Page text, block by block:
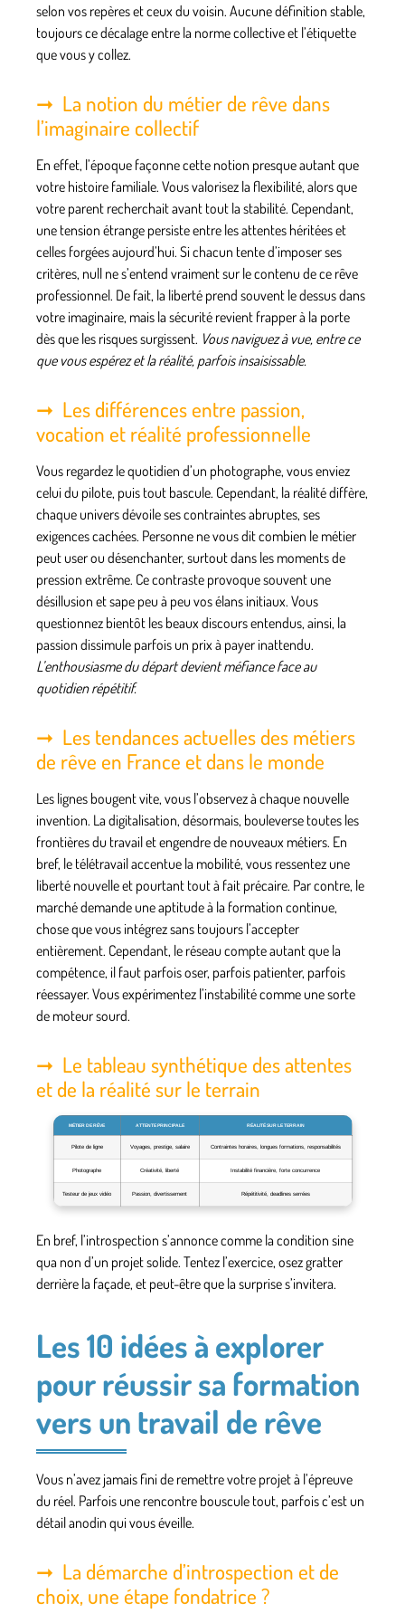
selon vos repères et ceux du voisin. Aucune définition stable,
toujours ce décalage entre la norme collective et l’étiquette
que vous y collez.
La notion du métier de rêve dans
l’imaginaire collectif
En effet, l’époque façonne cette notion presque autant que
votre histoire familiale. Vous valorisez la flexibilité, alors que
votre parent recherchait avant tout la stabilité. Cependant,
une tension étrange persiste entre les attentes héritées et
celles forgées aujourd’hui. Si chacun tente d’imposer ses
critères, null ne s’entend vraiment sur le contenu de ce rêve
professionnel. De fait, la liberté prend souvent le dessus dans
votre imaginaire, mais la sécurité revient frapper à la porte
dès que les risques surgissent. Vous naviguez à vue, entre ce
que vous espérez et la réalité, parfois insaisissable.
Les différences entre passion,
vocation et réalité professionnelle
Vous regardez le quotidien d’un photographe, vous enviez
celui du pilote, puis tout bascule. Cependant, la réalité diffère,
chaque univers dévoile ses contraintes abruptes, ses
exigences cachées. Personne ne vous dit combien le métier
peut user ou désenchanter, surtout dans les moments de
pression extrême. Ce contraste provoque souvent une
désillusion et sape peu à peu vos élans initiaux. Vous
questionnez bientôt les beaux discours entendus, ainsi, la
passion dissimule parfois un prix à payer inattendu.
L’enthousiasme du départ devient méfiance face au
quotidien répétitif.
Les tendances actuelles des métiers
de rêve en France et dans le monde
Les lignes bougent vite, vous l’observez à chaque nouvelle
invention. La digitalisation, désormais, bouleverse toutes les
frontières du travail et engendre de nouveaux métiers. En
bref, le télétravail accentue la mobilité, vous ressentez une
liberté nouvelle et pourtant tout à fait précaire. Par contre, le
marché demande une aptitude à la formation continue,
chose que vous intégrez sans toujours l’accepter
entièrement. Cependant, le réseau compte autant que la
compétence, il faut parfois oser, parfois patienter, parfois
réessayer. Vous expérimentez l’instabilité comme une sorte
de moteur sourd.
Le tableau synthétique des attentes
et de la réalité sur le terrain
MÉTIER DE RÊVE ATTENTE PRINCIPALE RÉALITÉ SUR LE TERRAIN
Pilote de ligne Voyages, prestige, salaire Contraintes horaires, longues formations, responsabilités
Photographe Créativité, liberté Instabilité financière, forte concurrence
Testeur de jeux vidéo Passion, divertissement Répétitivité, deadlines serrées
En bref, l’introspection s’annonce comme la condition sine
qua non d’un projet solide. Tentez l’exercice, osez gratter
derrière la façade, et peut-être que la surprise s’invitera.
Les 10 idées à explorer
pour réussir sa formation
vers un travail de rêve
Vous n’avez jamais fini de remettre votre projet à l’épreuve
du réel. Parfois une rencontre bouscule tout, parfois c’est un
détail anodin qui vous éveille.
La démarche d’introspection et de
choix, une étape fondatrice ?